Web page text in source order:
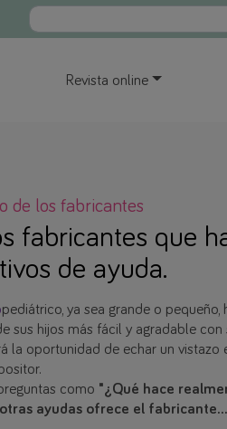
Revista online
de los fabricantes
fabricantes que
de ayuda.
pediátrico, ya sea grande o pequeño,
sus hijos más fácil y agradable con
la oportunidad de echar un vistazo
como "¿Qué hace
ayudas ofrece el